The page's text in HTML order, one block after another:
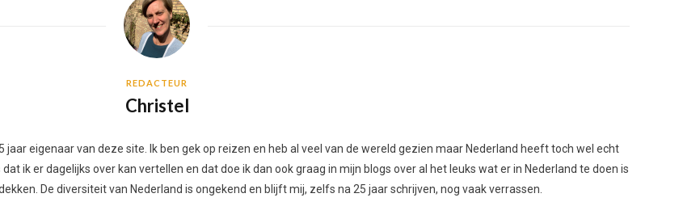
REDACTEUR
Christel
jaar eigenaar van deze site. Ik ben gek op reizen en heb al veel van de wereld gezien maar Nederland heeft toch wel echt
ik er dagelijks over kan vertellen en dat doe ik dan ook graag in mijn blogs over al het leuks wat er in Nederland te doen is
De diversiteit van Nederland is ongekend en blijft mij, zelfs na 25 jaar schrijven, nog vaak verrassen.